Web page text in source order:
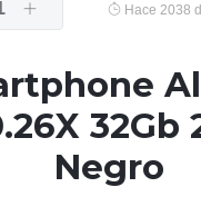
Hace 2038
32Gb
Negro